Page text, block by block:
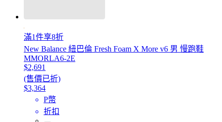
滿1件享8折
New Balance 紐巴倫 Fresh Foam X More v6 男 慢跑鞋
MMORLA6-2E
$2,691
(售價已折)
$3,364
P幣
折扣